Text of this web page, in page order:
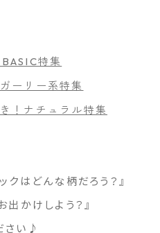
特集
ーリー系特集
！ナチュラル特集
クはどんな柄だろう？』
かけしよう？』
さい♪